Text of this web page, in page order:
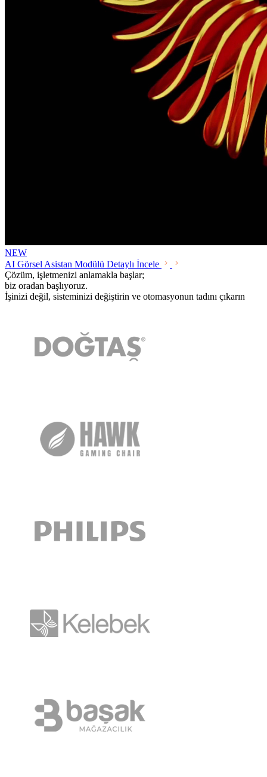
NEW
AI Görsel Asistan Modülü Detaylı İncele
Çözüm, işletmenizi anlamakla başlar;
biz oradan başlıyoruz.
İşinizi değil, sisteminizi değiştirin ve otomasyonun tadını çıkarın